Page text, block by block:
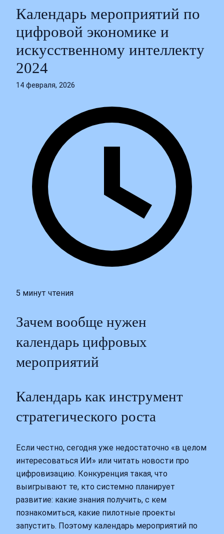
Календарь мероприятий по
цифровой экономике и
искусственному интеллекту
2024
14 февраля, 2026
5 минут чтения
Зачем вообще нужен
календарь цифровых
мероприятий
Календарь как инструмент
стратегического роста
Если честно, сегодня уже недостаточно «в целом
интересоваться ИИ» или читать новости про
цифровизацию. Конкуренция такая, что
выигрывают те, кто системно планирует
развитие: какие знания получить, с кем
познакомиться, какие пилотные проекты
запустить. Поэтому календарь мероприятий по